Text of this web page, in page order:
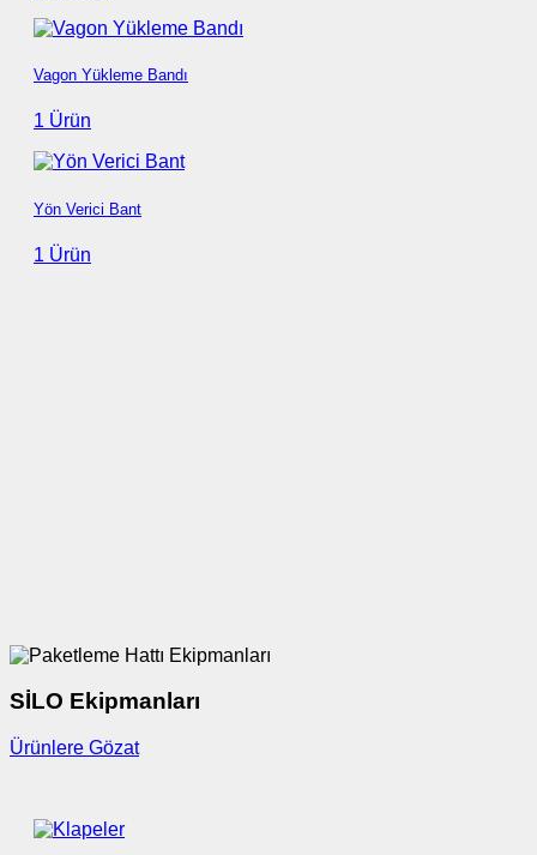
Vagon Yükleme Bandı
1 Ürün
Yön Verici Bant
1 Ürün
SİLO Ekipmanları
Ürünlere Gözat